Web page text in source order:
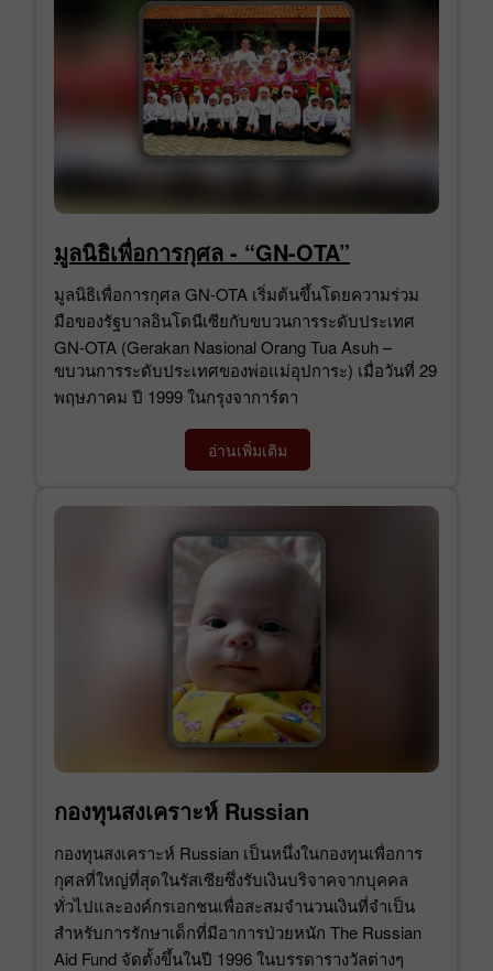
มูลนิธิเพื่อการกุศล - “GN-OTA”
มูลนิธิเพื่อการกุศล GN-OTA เริ่มต้นขึ้นโดยความร่วม
มือของรัฐบาลอินโดนีเซียกับขบวนการระดับประเทศ
GN-OTA (Gerakan Nasional Orang Tua Asuh –
ขบวนการระดับประเทศของพ่อแม่อุปการะ) เมื่อวันที่ 29
พฤษภาคม ปี 1999 ในกรุงจาการ์ตา
อ่านเพิ่มเติม
กองทุนสงเคราะห์ Russian
กองทุนสงเคราะห์ Russian เป็นหนึ่งในกองทุนเพื่อการ
กุศลที่ใหญ่ที่สุดในรัสเซียซึ่งรับเงินบริจาคจากบุคคล
ทั่วไปและองค์กรเอกชนเพื่อสะสมจำนวนเงินที่จำเป็น
สำหรับการรักษาเด็กที่มีอาการป่วยหนัก The Russian
Aid Fund จัดตั้งขึ้นในปี 1996 ในบรรดารางวัลต่างๆ